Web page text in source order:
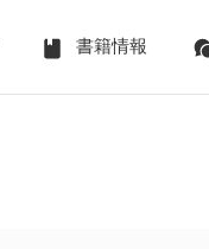
書籍情報